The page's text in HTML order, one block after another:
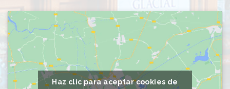
Haz clic para aceptar cookies de